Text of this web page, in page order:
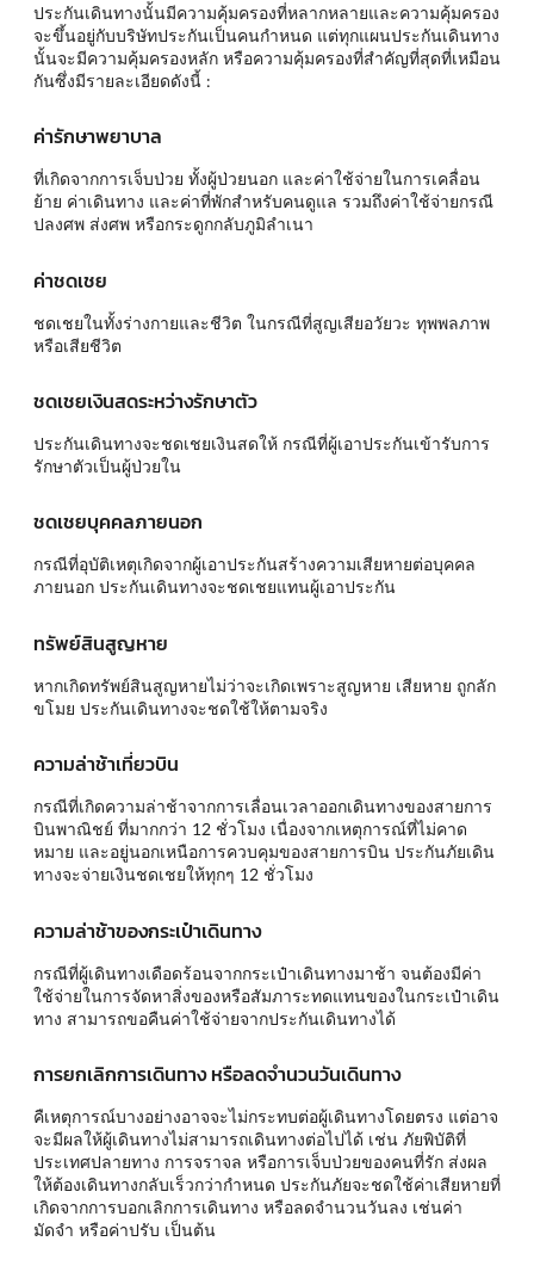
ประกันเดินทางนั้นมีความคุ้มครองที่หลากหลายและความคุ้มครอง
จะขึ้นอยู่กับบริษัทประกันเป็นคนกำหนด แต่ทุกแผนประกันเดินทาง
นั้นจะมีความคุ้มครองหลัก หรือความคุ้มครองที่สำคัญที่สุดที่เหมือน
กันซึ่งมีรายละเอียดดังนี้ :
ค่ารักษาพยาบาล
ที่เกิดจากการเจ็บป่วย ทั้งผู้ป่วยนอก และค่าใช้จ่ายในการเคลื่อน
ย้าย ค่าเดินทาง และค่าที่พักสำหรับคนดูแล รวมถึงค่าใช้จ่ายกรณี
ปลงศพ ส่งศพ หรือกระดูกกลับภูมิลำเนา
ค่าชดเชย
ชดเชยในทั้งร่างกายและชีวิต ในกรณีที่สูญเสียอวัยวะ ทุพพลภาพ
หรือเสียชีวิต
ชดเชยเงินสดระหว่างรักษาตัว
ประกันเดินทางจะชดเชยเงินสดให้ กรณีที่ผู้เอาประกันเข้ารับการ
รักษาตัวเป็นผู้ป่วยใน
ชดเชยบุคคลภายนอก
กรณีที่อุบัติเหตุเกิดจากผู้เอาประกันสร้างความเสียหายต่อบุคคล
ภายนอก ประกันเดินทางจะชดเชยแทนผู้เอาประกัน
ทรัพย์สินสูญหาย
หากเกิดทรัพย์สินสูญหายไม่ว่าจะเกิดเพราะสูญหาย เสียหาย ถูกลัก
ขโมย ประกันเดินทางจะชดใช้ให้ตามจริง
ความล่าช้าเที่ยวบิน
กรณีที่เกิดความล่าช้าจากการเลื่อนเวลาออกเดินทางของสายการ
บินพาณิชย์ ที่มากกว่า 12 ชั่วโมง เนื่องจากเหตุการณ์ที่ไม่คาด
หมาย และอยู่นอกเหนือการควบคุมของสายการบิน ประกันภัยเดิน
ทางจะจ่ายเงินชดเชยให้ทุกๆ 12 ชั่วโมง
ความล่าช้าของกระเป๋าเดินทาง
กรณีที่ผู้เดินทางเดือดร้อนจากกระเป๋าเดินทางมาช้า จนต้องมีค่า
ใช้จ่ายในการจัดหาสิ่งของหรือสัมภาระทดแทนของในกระเป๋าเดิน
ทาง สามารถขอคืนค่าใช้จ่ายจากประกันเดินทางได้
การยกเลิกการเดินทาง หรือลดจำนวนวันเดินทาง
คืเหตุการณ์บางอย่างอาจจะไม่กระทบต่อผู้เดินทางโดยตรง แต่อาจ
จะมีผลให้ผู้เดินทางไม่สามารถเดินทางต่อไปได้ เช่น ภัยพิบัติที่
ประเทศปลายทาง การจราจล หรือการเจ็บป่วยของคนที่รัก ส่งผล
ให้ต้องเดินทางกลับเร็วกว่ากำหนด ประกันภัยจะชดใช้ค่าเสียหายที่
เกิดจากการบอกเลิกการเดินทาง หรือลดจำนวนวันลง เช่นค่า
มัดจำ หรือค่าปรับ เป็นต้น